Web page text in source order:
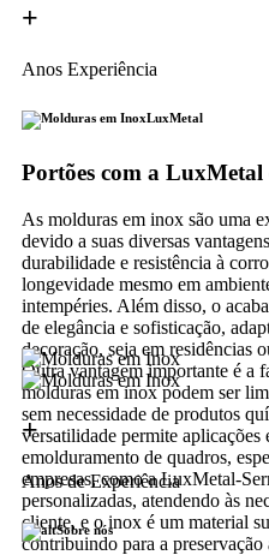
+
Anos Experiência
LuxMetal
Portões com a LuxMetal
As molduras em inox são uma
devido a suas diversas
durabilidade e resistência à
longevidade mesmo em
intempéries. Além disso, o
de elegância e sofisticação,
decoração, seja em residências
Outra vantagem importante é a
molduras em inox podem ser
sem necessidade de produtos
versatilidade permite
emolduramento de quadros,
empresas, como a LuxMetal-
personalizadas, atendendo às
cliente, e o inox é um material
contribuindo para a preservação
+
Anos de Experiência
Sobre nós